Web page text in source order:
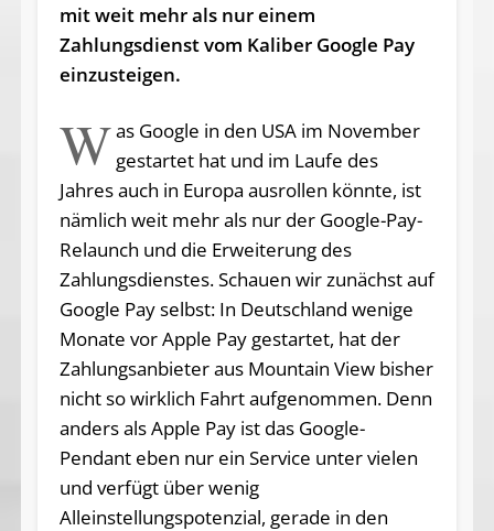
mit weit mehr als nur einem
Zahlungsdienst vom Kaliber Google Pay
einzusteigen.
Was Google in den USA im November
gestartet hat und im Laufe des
Jahres auch in Europa ausrollen könnte, ist
nämlich weit mehr als nur der Google-Pay-
Relaunch und die Erweiterung des
Zahlungsdienstes. Schauen wir zunächst auf
Google Pay selbst: In Deutschland wenige
Monate vor Apple Pay gestartet, hat der
Zahlungsanbieter aus Mountain View bisher
nicht so wirklich Fahrt aufgenommen. Denn
anders als Apple Pay ist das Google-
Pendant eben nur ein Service unter vielen
und verfügt über wenig
Alleinstellungspotenzial, gerade in den